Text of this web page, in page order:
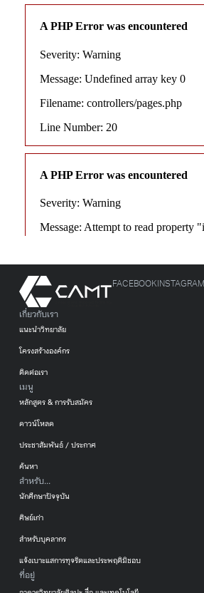
เกี่ยวกับเรา
แนะนำวิทยาลัย
โครงสร้างองค์กร
ติดต่อเรา
เมนู
หลักสูตร & การรับสมัคร
ดาวน์โหลด
ประชาสัมพันธ์ / ประกาศ
ค้นหา
สำหรับ...
นักศึกษาปัจจุบัน
ศิษย์เก่า
สำหรับบุคลากร
แจ้งเบาะแสการทุจริตและประพฤติมิชอบ
ที่อยู่
FACEBOOK INSTAGRAM